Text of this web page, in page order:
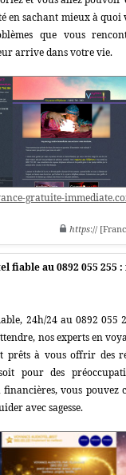
en sachant mieux à quoi
que vous
arrive dans votre vie.
gratuite-
https://
fiable au 0892 055 255
24h/24 au 0892 055
nos experts en
prêts à vous offrir des
pour des
financières, vous pouvez
avec sagesse.